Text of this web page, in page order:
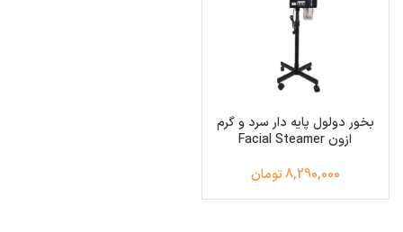
بخور دولول پایه دار سرد و گرم
ازون Facial Steamer
8,290,000 تومان